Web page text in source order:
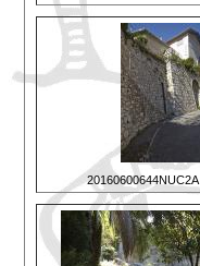
20160600644NUC2A